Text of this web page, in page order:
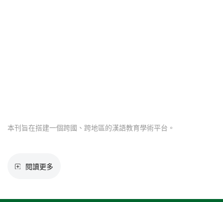
本刊旨在搭建一個跨國、跨地區的漢語教育學術平台。
閱讀更多